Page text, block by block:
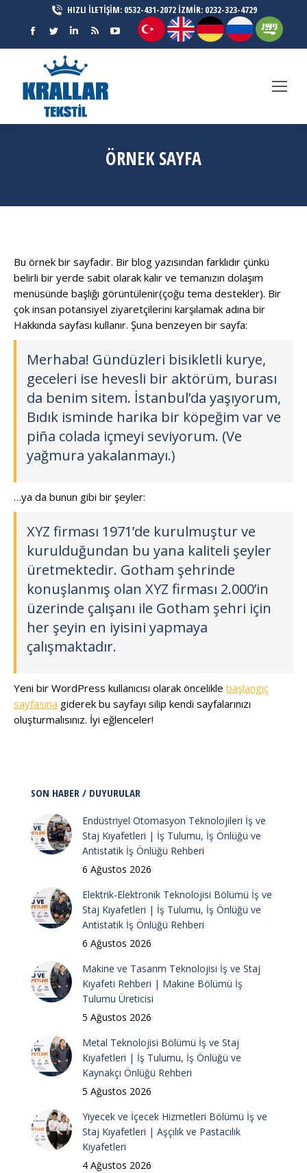
HIZLI İLETİŞİM: 0532-431-2072 İZMİR: 0232-323-4729
Facebook
page
opens
in
new
window
Twitter
page
opens
in
new
window
Linkedin
page
opens
in
new
window
Rss
page
in
new
YouTube
page
ÖRNEK SAYFA
Bu örnek bir sayfadır. Bir blog yazısından farklıdır çünkü
belirli bir yerde sabit olarak kalır ve temanızın dolaşım
menüsünde başlığı görüntülenir(çoğu tema destekler). Bir
çok insan potansiyel ziyaretçilerini karşılamak adına bir
Hakkında sayfası kullanır. Şuna benzeyen bir sayfa:
Merhaba! Gündüzleri bisikletli kurye,
geceleri ise hevesli bir aktörüm, burası
da benim sitem. İstanbul’da yaşıyorum,
Bıdık isminde harika bir köpeğim var ve
piña colada içmeyi seviyorum. (Ve
yağmura yakalanmayı.)
…ya da bunun gibi bir şeyler:
XYZ firması 1971’de kurulmuştur ve
kurulduğundan bu yana kaliteli şeyler
üretmektedir. Gotham şehrinde
konuşlanmış olan XYZ firması 2.000’in
üzerinde çalışanı ile Gotham şehri için
her şeyin en iyisini yapmaya
çalışmaktadır.
Yeni bir WordPress kullanıcısı olarak öncelikle başlangıç
sayfasına giderek bu sayfayı silip kendi sayfalarınızı
oluşturmalısınız. İyi eğlenceler!
SON HABER / DUYURULAR
Endüstriyel Otomasyon Teknolojileri İş ve
Staj Kıyafetleri | İş Tulumu, İş Önlüğü ve
Antistatik İş Önlüğü Rehberi
6 Ağustos 2026
Elektrik-Elektronik Teknolojisi Bölümü İş ve
Staj Kıyafetleri | İş Tulumu, İş Önlüğü ve
Antistatik İş Önlüğü Rehberi
6 Ağustos 2026
Makine ve Tasarım Teknolojisi İş ve Staj
Kıyafeti Rehberi | Makine Bölümü İş
Tulumu Üreticisi
5 Ağustos 2026
Metal Teknolojisi Bölümü İş ve Staj
Kıyafetleri | İş Tulumu, İş Önlüğü ve
Kaynakçı Önlüğü Rehberi
5 Ağustos 2026
Yiyecek ve İçecek Hizmetleri Bölümü İş ve
Staj Kıyafetleri | Aşçılık ve Pastacılık
Kıyafetleri
4 Ağustos 2026